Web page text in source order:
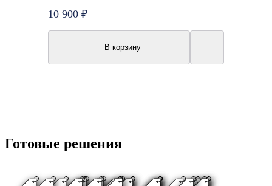
10 900 ₽
В корзину
Готовые решения